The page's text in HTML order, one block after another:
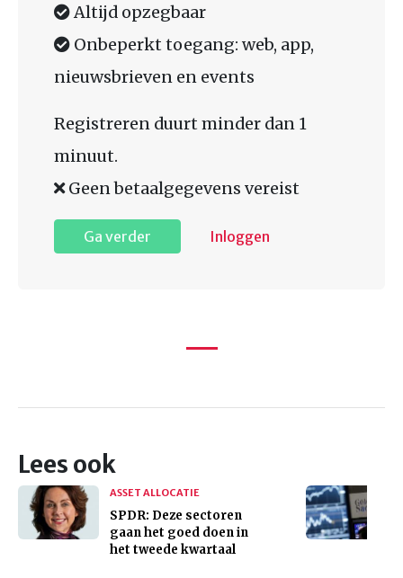
Altijd opzegbaar
Onbeperkt toegang: web, app,
nieuwsbrieven en events
Registreren duurt minder dan 1
minuut.
Geen betaalgegevens vereist
Ga verder Inloggen
Lees ook
ASSET ALLOCATIE
SPDR: Deze sectoren
gaan het goed doen in
het tweede kwartaal